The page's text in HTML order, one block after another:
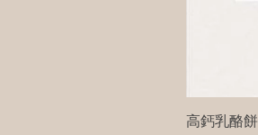
高鈣乳酪餅